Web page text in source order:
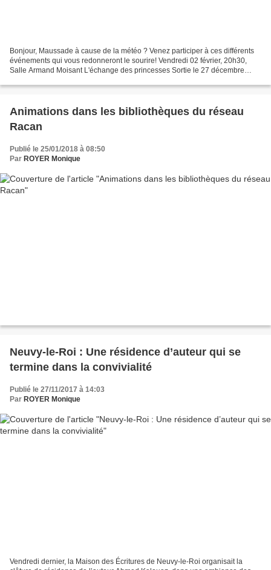
Bonjour, Maussade à cause de la météo ? Venez participer à ces différents
événements qui vous redonneront le sourire! Vendredi 02 février, 20h30,
Salle Armand Moisant L'échange des princesses Sortie le 27 décembre
Animations dans les bibliothèques du réseau
Racan
Publié le 25/01/2018 à 08:50
Par ROYER Monique
Neuvy-le-Roi : Une résidence d’auteur qui se
termine dans la convivialité
Publié le 27/11/2017 à 14:03
Par ROYER Monique
Vendredi dernier, la Maison des Écritures de Neuvy-le-Roi organisait la